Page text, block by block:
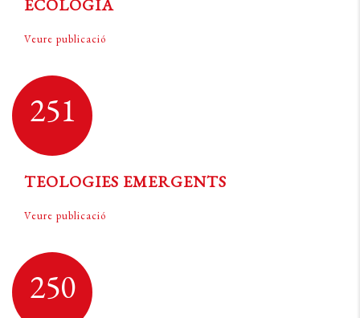
ECOLOGIA
Veure publicació
251
TEOLOGIES EMERGENTS
Veure publicació
250